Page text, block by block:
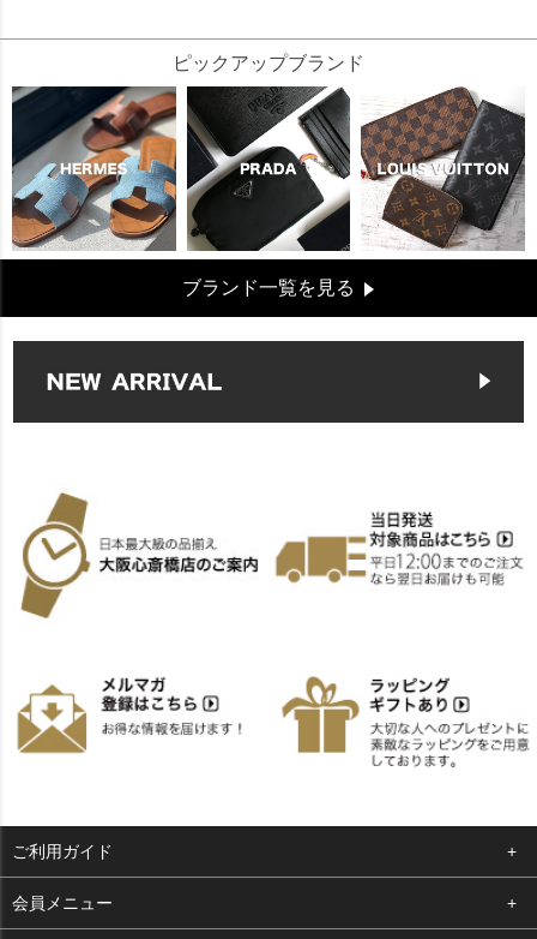
ピックアップブランド
ブランド一覧を見る
ご利用ガイド
よくある質問
会員メニュー